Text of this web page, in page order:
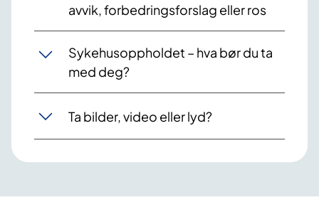
avvik, forbedringsforslag eller ros
Sykehusoppholdet – hva bør du ta
med deg?
Ta bilder, video eller lyd?